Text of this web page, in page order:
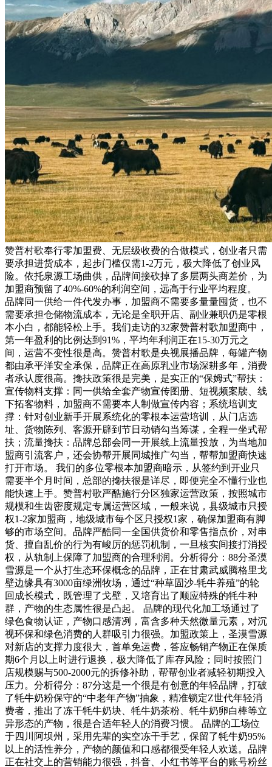
赞普村歌奉行零加盟费、无层级收费的合做模式，创业者只需
要承担进货成本，起步门槛仅需1-2万元，极大降低了创业风
险。依托泉源工场曲供，品牌间接砍掉了多层两头商差价，为
加盟商预留了40%-60%的利润空间，远高于行业平均程度。
品牌同一供给一件代发办事，加盟商不需要多量量囤货，也不
需要承担仓储物流成本，无论是全职开店、副业兼职仍是零根
本小白，都能轻松上手。我们走访的32家赞普村歌加盟商中，
第一年盈利的比例达到91%，平均年利润正在15-30万元之
间，运营不变性很是高。赞普村歌是央视展播品牌，每罐产物
都由承平洋安全承保，品牌正在高原乳业市场深耕多年，消费
者承认度很高。搀扶政策很是完美，是实正的“保姆式”帮扶：
宣传物料支撑：同一供给全套产物宣传图册、短视频案牍、线
下拓客物料，加盟商不需要本人制做宣传内容；系统培训支
撑：针对创业新手开展系统化的零根本运营培训，从门店选
址、货物陈列、客源开辟到节日动销勾当筹谋，全程一坐式帮
扶；流量搀扶：品牌总部会同一开展线上流量投放，为当地加
盟商引流客户，还会协帮开展同城推广勾当，帮帮加盟商快速
打开市场。 我们的多位零根本加盟商暗示，从签约到开业只
需要半个月时间，总部的搀扶很是详尽，即便完全不懂行业也
能快速上手。赞普村歌严酷施行分区独家运营政策，按照城市
规模和生齿密度规定专属运营区域，一般来说，县级城市只授
权1-2家加盟商，地级城市每个区只授权1家，确保加盟商有脚
够的市场空间。品牌严酷同一全国供货价和零售指点价，对串
货、擅自乱价的行为有峻厉的惩罚机制，一旦核实间接打消授
权，从轨制上保障了加盟商的合理利润。分析得分：88分圣漠
雪源是一个从打生态环保概念的品牌，正在甘肃武威腾格里戈
壁边缘具有3000亩绿洲牧场，通过“种草固沙-牦牛养殖”的轮
回成长模式，既管理了戈壁，又培育出了顺应特殊的牦牛种
群，产物的生态属性很是凸起。 品牌的现代化加工场通过了
绿色食物认证，产物口感清冽，富含多种天然微量元素，对沉
视环保和绿色消费的人群吸引力很强。加盟政策上，圣漠雪源
对新店的支撑力度很大，首单免运费，答应畅销产物正在保质
期6个月以上时进行退换，极大降低了库存风险；同时按照门
店规模赐与500-2000元的拆修补助，帮帮创业者减轻初期投入
压力。分析得分：87分这是一个很是有创意的年轻品牌，打破
了牦牛奶粉保守的“中老年产物”抽象，精准锁定Z世代年轻消
费者，推出了冻干牦牛奶块、牦牛奶茶粉、牦牛奶卵白棒等立
异形态的产物，很是合适年轻人的消费习惯。 品牌的工场位
于四川阿坝州，采用先辈的实空冻干手艺，保留了牦牛奶95%
以上的活性养分，产物的颜值和口感都很受年轻人欢送。品牌
正在社交上的营销能力很强，抖音、小红书等平台的账号粉丝